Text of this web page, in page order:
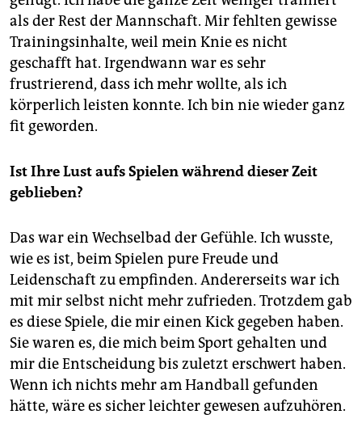
als der Rest der Mannschaft. Mir fehlten gewisse
Trainingsinhalte, weil mein Knie es nicht
geschafft hat. Irgendwann war es sehr
frustrierend, dass ich mehr wollte, als ich
körperlich leisten konnte. Ich bin nie wieder ganz
fit geworden.
Ist Ihre Lust aufs Spielen während dieser Zeit
geblieben?
Das war ein Wechselbad der Gefühle. Ich wusste,
wie es ist, beim Spielen pure Freude und
Leidenschaft zu empfinden. Andererseits war ich
mit mir selbst nicht mehr zufrieden. Trotzdem gab
es diese Spiele, die mir einen Kick gegeben haben.
Sie waren es, die mich beim Sport gehalten und
mir die Entscheidung bis zuletzt erschwert haben.
Wenn ich nichts mehr am Handball gefunden
hätte, wäre es sicher leichter gewesen aufzuhören.